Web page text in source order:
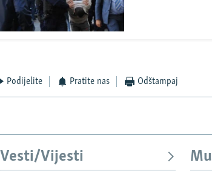
Podijelite Pratite nas Odštampaj
Vesti/Vijesti